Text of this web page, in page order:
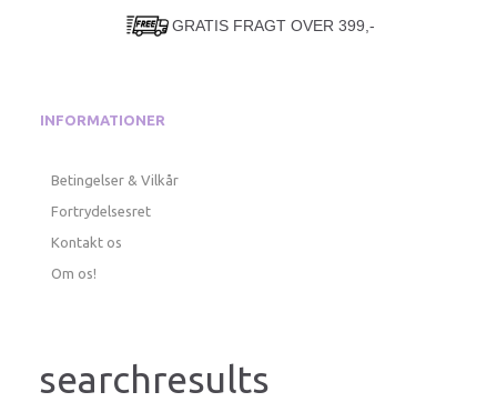
GRATIS FRAGT OVER 399,-
INFORMATIONER
Betingelser & Vilkår
Fortrydelsesret
Kontakt os
Om os!
searchresults